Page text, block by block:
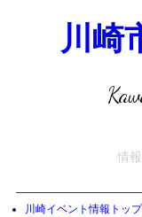
川崎
情
川崎イベント情報トッ